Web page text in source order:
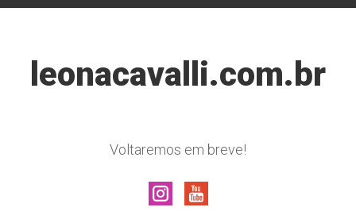
leonacavalli.com.br
Voltaremos em breve!